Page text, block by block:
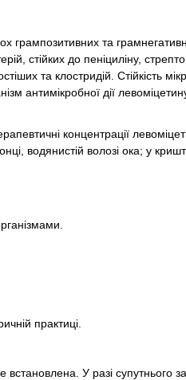
та
стійких до пеніциліну,
та клостридій. Стійкість
антимікробної дії
концентрації
водянистій волозі ока; у
практиці.
У разі супутнього